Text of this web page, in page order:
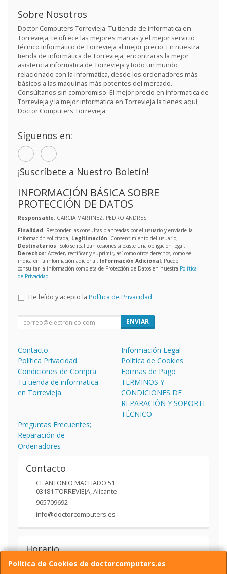
Política de Cookies de doctorcomputers.es
Sobre Nosotros
Doctor Computers Torrevieja. Tu tienda de informatica en
Torrevieja, te ofrece las mejores marcas y el mejor servicio
técnico informático de Torrevieja al mejor precio. En nuestra
tienda de informática de Torrevieja, encontraras la mejor
asistencia informatica de Torrevieja y todo un mundo
relacionado con la informática, desde los ordenadores más
básicos a las maquinas más potentes del mercado.
Consúltanos sin compromiso. El mejor precio en informatica de
Torrevieja y la mejor informatica en Torrevieja la tienes aquí,
Doctor Computers Torrevieja
Síguenos en:
¡Suscríbete a Nuestro Boletín!
INFORMACIÓN BÁSICA SOBRE
PROTECCIÓN DE DATOS
Responsable: GARCIA MARTINEZ, PEDRO ANDRES
Finalidad: Responder las consultas planteadas por el usuario y enviarle la
información solicitada; Legitimación: Consentimiento del usuario;
Destinatarios: Solo se realizan cesiones si existe una obligación legal;
Derechos: Acceder, rectificar y suprimir, así como otros derechos, como se
indica en la información adicional; Información Adicional: Puede
consultar la información completa de Protección de Datos en nuestra Política
de Privacidad.
He leído y acepto la Política de Privacidad.
ENVIAR
Contacto
Información Legal
Política Privacidad
Política de Cookies
Condiciones de Compra
Formas de Pago
Tu tienda de informatica
en Torrevieja.
TERMINOS Y
CONDICIONES DE
REPARACIÓN Y SOPORTE
TÉCNICO
Preguntas Frecuentes;
Reparación de
Ordenadores
Contacto
CL ANTONIO MACHADO 51
03181 TORREVIEJA,Alicante
965709692
info@doctorcomputers.es
Horario
10:00- 14:00 17:30 -19:30